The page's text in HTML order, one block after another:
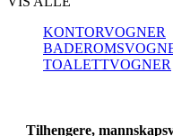
KONTORVOGNER
TOALETTVOGNER
Tilhengere,